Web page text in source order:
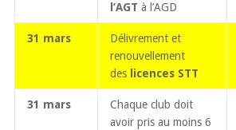
l’AGT à l’AGD
31 mars
Délivrement et
renouvellement
des licences STT
31 mars
Chaque club doit
avoir pris au moins 6